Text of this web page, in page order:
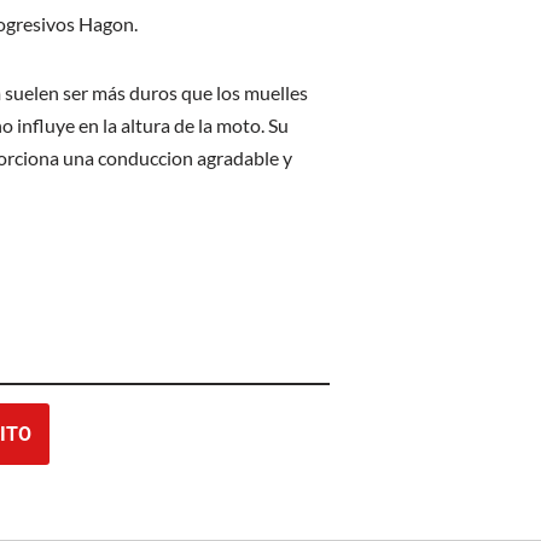
Hagon.
ser más duros que los muelles
influye en la altura de la moto. Su
una conduccion agradable y